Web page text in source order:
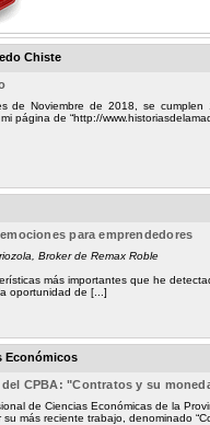
Chiste
de Noviembre de 2018, se cumplen
página de “http://
para emprendedores
Broker de Remax Roble
más importantes que he
oportunidad de [...]
Económicos
CPBA: "Contratos y su
de Ciencias Económicas de la
más reciente trabajo, denominado